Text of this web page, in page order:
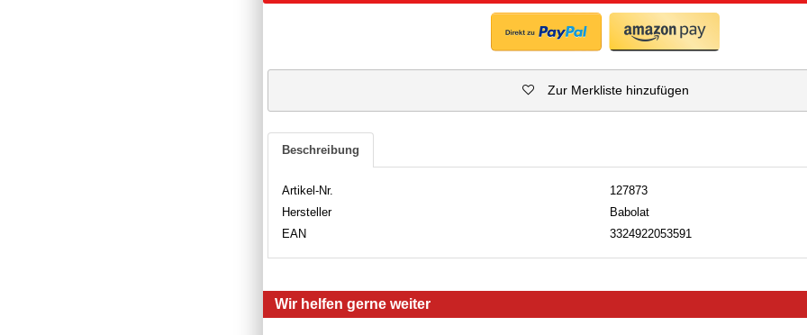
Zur Merkliste hinzufügen
Beschreibung
Artikel-Nr.
127873
Hersteller
Babolat
EAN
3324922053591
Wir helfen gerne weiter